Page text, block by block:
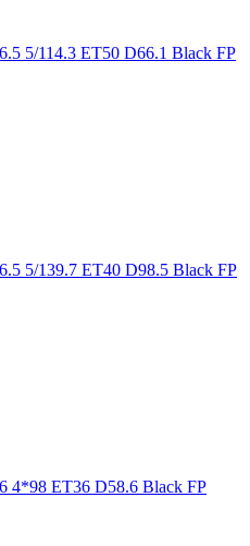
5/114.3 ET50 D66.1 Black FP
5/139.7 ET40 D98.5 Black FP
4*98 ET36 D58.6 Black FP